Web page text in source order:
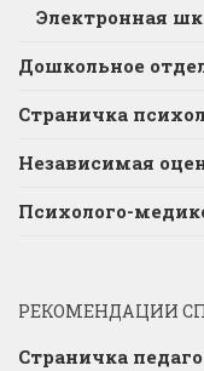
Электронная
Дошкольное
Страничка
Независимая
Психолого-
РЕКОМЕНДАЦИИ
Страничка